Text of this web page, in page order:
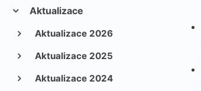
Aktualizace
Aktualizace 2026
Aktualizace 2025
Aktualizace 2024